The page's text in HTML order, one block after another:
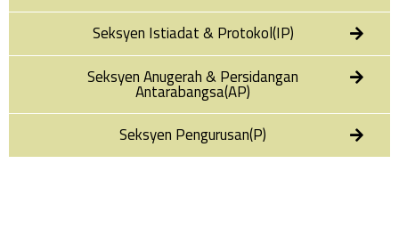
Seksyen Istiadat & Protokol(IP)
Seksyen Anugerah & Persidangan
Antarabangsa(AP)
Seksyen Pengurusan(P)